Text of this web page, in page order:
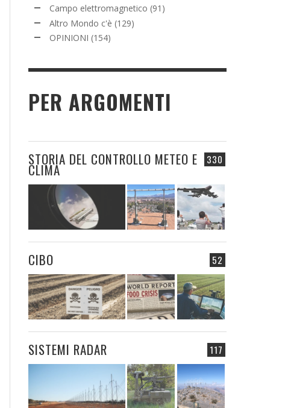
Campo elettromagnetico (91)
Altro Mondo c'è (129)
OPINIONI (154)
PER ARGOMENTI
330
STORIA DEL CONTROLLO METEO E
CLIMA
52
CIBO
117
SISTEMI RADAR